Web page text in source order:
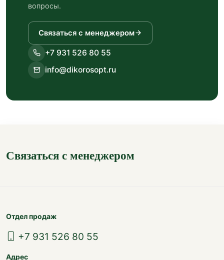
вопросы.
Связаться с менеджером
+7 931 526 80 55
info@dikorosopt.ru
Связаться с менеджером
Отдел продаж
+7 931 526 80 55
Адрес